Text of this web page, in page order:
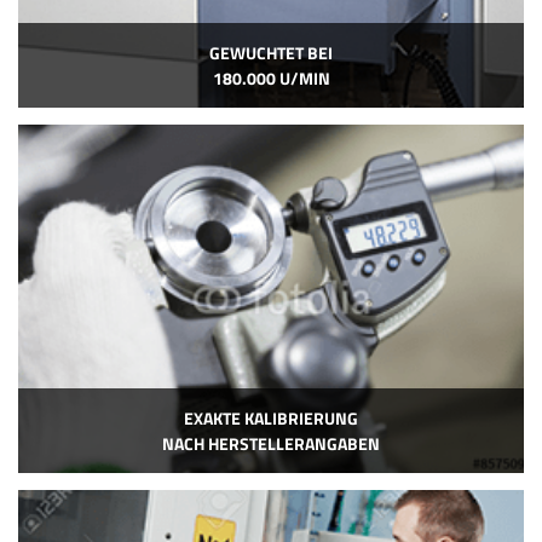
GEWUCHTET BEI
180.000 U/MIN
EXAKTE KALIBRIERUNG
NACH HERSTELLERANGABEN